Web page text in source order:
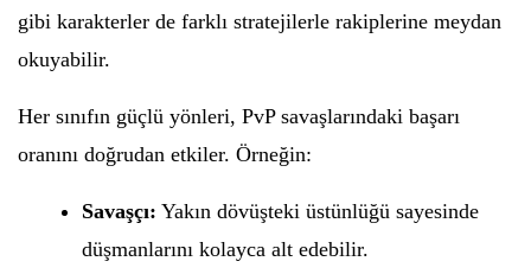
gibi karakterler de farklı stratejilerle rakiplerine meydan
okuyabilir.
Her sınıfın güçlü yönleri, PvP savaşlarındaki başarı
oranını doğrudan etkiler. Örneğin:
Savaşçı: Yakın dövüşteki üstünlüğü sayesinde
düşmanlarını kolayca alt edebilir.